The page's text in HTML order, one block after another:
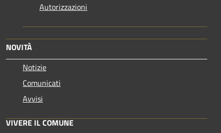
Autorizzazioni
NOVITÀ
Notizie
Comunicati
Avvisi
VIVERE IL COMUNE